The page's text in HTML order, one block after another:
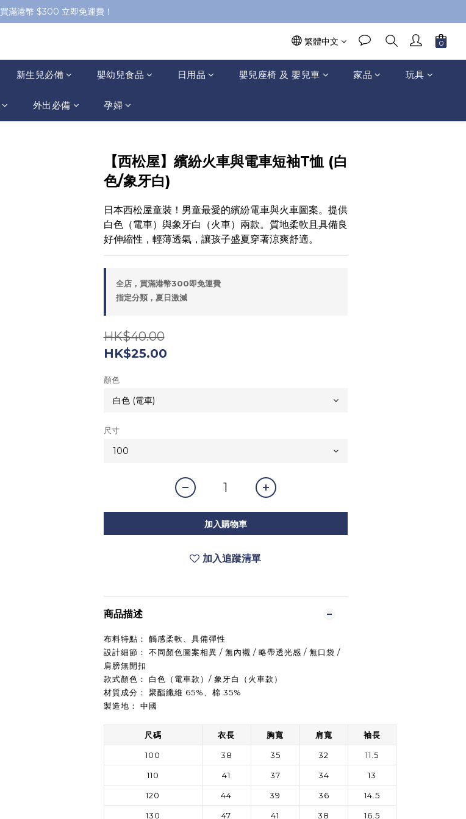
買滿港幣 $300 立即免運費！
繁體中文
新生兒必備 嬰幼兒食品 日用品 嬰兒座椅 及 嬰兒車 家品 玩具
外出必備 孕婦
【西松屋】繽紛火車與電車短袖T恤 (白
色/象牙白)
日本西松屋童裝！男童最愛的繽紛電車與火車圖案。提供
白色（電車）與象牙白（火車）兩款。質地柔軟且具備良
好伸縮性，輕薄透氣，讓孩子盛夏穿著涼爽舒適。
全店，買滿港幣300即免運費
指定分類，夏日激減
HK$40.00
HK$25.00
顏色
尺寸
加入購物車
加入追蹤清單
商品描述
布料特點： 觸感柔軟、具備彈性
設計細節： 不同顏色圖案相異 / 無內襯 / 略帶透光感 / 無口袋 /
肩膀無開扣
款式顏色： 白色（電車款）/ 象牙白（火車款）
材質成分： 聚酯纖維 65%、棉 35%
製造地： 中國
尺碼 衣長 胸寬 肩寬 袖長
100 38 35 32 11.5
110 41 37 34 13
120 44 39 36 14.5
130 47 41 38 16.5